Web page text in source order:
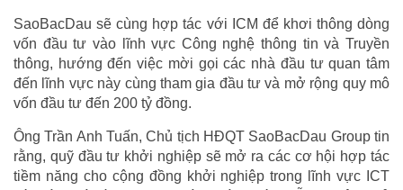
SaoBacDau sẽ cùng hợp tác với ICM để khơi thông dòng
vốn đầu tư vào lĩnh vực Công nghệ thông tin và Truyền
thông, hướng đến việc mời gọi các nhà đầu tư quan tâm
đến lĩnh vực này cùng tham gia đầu tư và mở rộng quy mô
vốn đầu tư đến 200 tỷ đồng.
Ông Trần Anh Tuấn, Chủ tịch HĐQT SaoBacDau Group tin
rằng, quỹ đầu tư khởi nghiệp sẽ mở ra các cơ hội hợp tác
tiềm năng cho cộng đồng khởi nghiệp trong lĩnh vực ICT